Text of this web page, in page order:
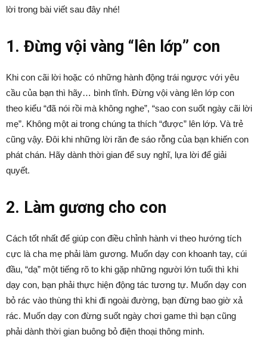
lời trong bài viết sau đây nhé!
1. Đừng vội vàng “lên lớp” con
Khi con cãi lời hoặc có những hành động trái ngược với yêu
cầu của bạn thì hãy… bình tĩnh. Đừng vội vàng lên lớp con
theo kiểu “đã nói rồi mà không nghe”, “sao con suốt ngày cãi lời
mẹ”. Không một ai trong chúng ta thích “được” lên lớp. Và trẻ
cũng vậy. Đôi khi những lời răn đe sáo rỗng của bạn khiến con
phát chán. Hãy dành thời gian để suy nghĩ, lựa lời để giải
quyết.
2. Làm gương cho con
Cách tốt nhất để giúp con điều chỉnh hành vi theo hướng tích
cực là cha mẹ phải làm gương. Muốn dạy con khoanh tay, cúi
đầu, “dạ” một tiếng rõ to khi gặp những người lớn tuổi thì khi
dạy con, bạn phải thực hiện động tác tương tự. Muốn dạy con
bỏ rác vào thùng thì khi đi ngoài đường, bạn đừng bao giờ xả
rác. Muốn dạy con đừng suốt ngày chơi game thì bạn cũng
phải dành thời gian buông bỏ điện thoại thông minh.